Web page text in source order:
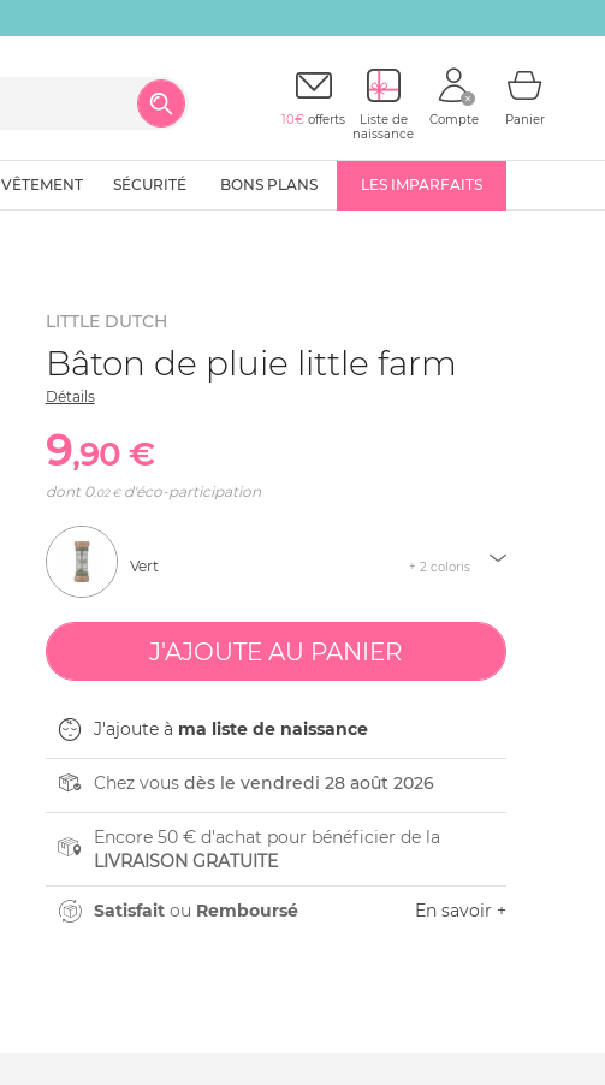
10€ offerts
Liste de
naissance
Compte Panier
VÊTEMENT SÉCURITÉ BONS PLANS LES IMPARFAITS
LITTLE DUTCH
Bâton de pluie little farm
Détails
9,90 €
dont 0,02 €d'éco-participation
Vert + 2 coloris
J'ajoute à ma liste de naissance
Chez vous dès le vendredi 28 août 2026
Encore 50 € d'achat pour bénéficier de la
LIVRAISON GRATUITE
Satisfaitou Remboursé En savoir +